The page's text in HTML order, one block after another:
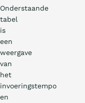
Onderstaande
tabel
is
een
weergave
van
het
invoeringstempo
en